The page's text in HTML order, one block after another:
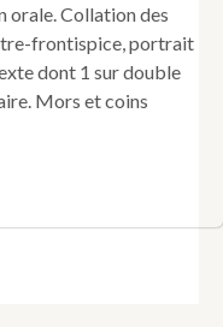
orale. Collation des
frontispice, portrait
dont 1 sur double
Mors et coins